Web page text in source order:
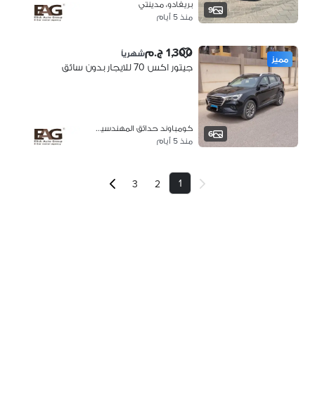
9
بريفادو، مدينتي
منذ 5 أيام
6
مميز 1,300 ج.م شهرياً
جيتور اكس 70 للايجار بدون سائق
كومباوند حدائق المهندسين، الشيخ زاي…
منذ 5 أيام
1
2
3